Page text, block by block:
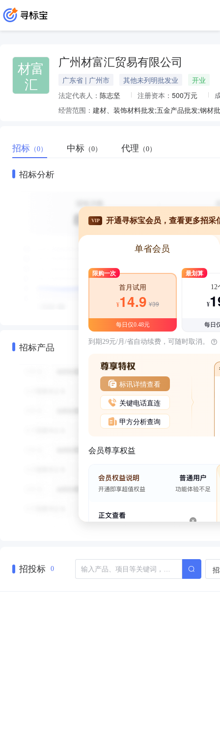
材富
汇
广州材富汇贸易有限公司
广东省 | 广州市 其他未列明批发业
开业
法定代表人： 陈志坚 注册资本： 500万元
经营范围：
招标 （0） 中标 （0） 代理 （0）
招标分析
招标产品
VIP 开通寻标宝会员，查看更多招采
单省会员
限购一次
首月试用
¥14.9 ¥39
每日仅0.48元
最划算
12
¥
每日
到期29元/月/省自动续费，可随时取消。
标讯详情查看
关键电话直连
甲方分析查询
会员尊享权益
招投标 0